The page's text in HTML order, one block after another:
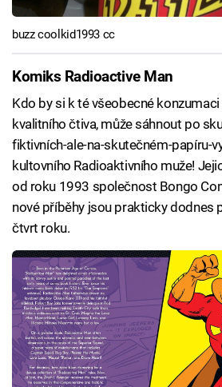
buzz coolkid1993 cc
Komiks Radioactive Man
Kdo by si k té všeobecné
kvalitního čtiva, může sáhnout po
fiktivních-ale-na-skutečném-papíru-
kultovního Radioaktivního muže!
od roku 1993 společnost Bongo
nové příběhy jsou prakticky dodnes
čtvrt roku.